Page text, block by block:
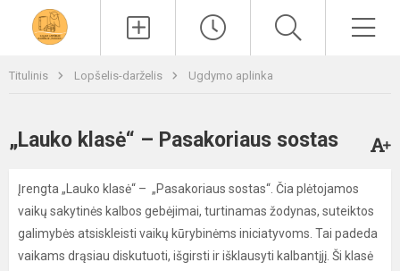
Titulinis Lopšelis-darželis Ugdymo aplinka
„Lauko klasė“ – Pasakoriaus sostas
Įrengta „Lauko klasė“ – „Pasakoriaus sostas“. Čia plėtojamos
vaikų sakytinės kalbos gebėjimai, turtinamas žodynas, suteiktos
galimybės atsiskleisti vaikų kūrybinėms iniciatyvoms. Tai padeda
vaikams drąsiau diskutuoti, išgirsti ir išklausyti kalbantįjį. Ši klasė